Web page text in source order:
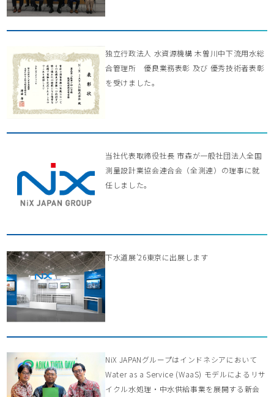
独立行政法人 水資源機構 木曽川中下流用水総
合管理所 優良業務表彰 及び 優秀技術者表彰
を受けました。
当社代表取締役社長 市森が一般社団法人全国
測量設計業協会連合会（全測連）の理事に就
任しました。
下水道展’26東京に出展します
NiX JAPANグループはインドネシアにおいて
Water as a Service (WaaS) モデルによるリサ
イクル水処理・中水供給事業を展開する新会